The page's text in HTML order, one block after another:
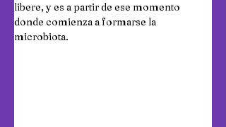
libere, y es a partir de ese momento
donde comienza a formarse la
microbiota.